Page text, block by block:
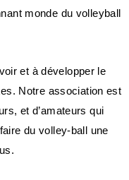
monde du volleyball
et à développer le
Notre association est
et d’amateurs qui
du volley-ball une